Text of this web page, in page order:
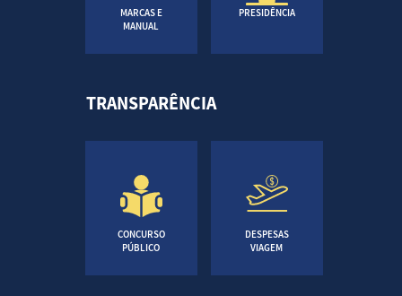
MARCAS E
MANUAL
PRESIDÊNCIA
TRANSPARÊNCIA
CONCURSO
PÚBLICO
DESPESAS
VIAGEM